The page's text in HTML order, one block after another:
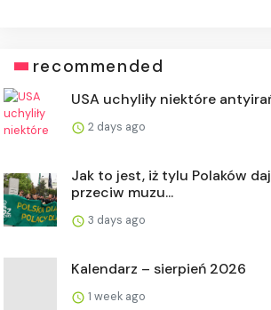
recommended
USA uchyliły niektóre
2 days ago
Jak to jest, iż tylu Polaków
przeciw muzu...
3 days ago
Kalendarz – sierpień 2026
1 week ago